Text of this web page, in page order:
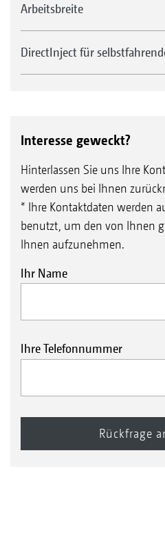
Arbeitsbreite
DirectInject für
Interesse geweckt?
Hinterlassen Sie uns Ihre
werden uns bei Ihnen
* Ihre Kontaktdaten werden
benutzt, um den von Ihnen
Ihnen aufzunehmen.
Ihr Name
Ihre Telefonnummer